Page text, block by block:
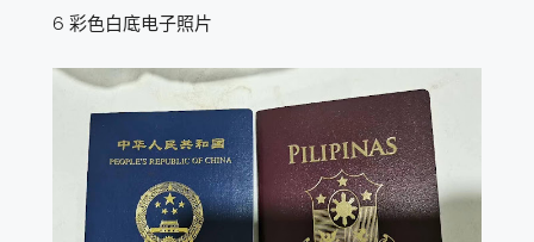
6 彩色白底电子照片